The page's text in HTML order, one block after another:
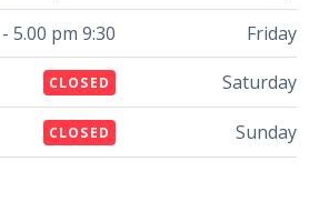
Friday
9:30 am - 5.00 pm
Saturday
CLOSED
Sunday
CLOSED